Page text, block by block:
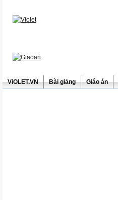
ViOLET.VN Bài giảng Giáo án